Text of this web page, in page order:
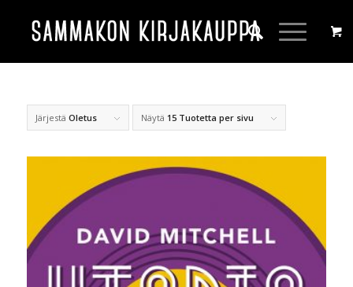
Järjestä Oletus Näytä 15 Tuotetta per sivu